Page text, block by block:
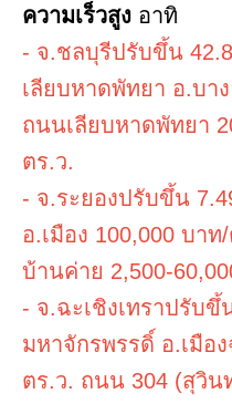
ความเร็วสูง อาทิ
- จ.ชลบุรีปรับขึ้น
เลียบหาดพัทยา อ.บา
ถนนเลียบหาดพัทยา
ตร.ว.
- จ.ระยองปรับขึ้น
อ.เมือง 100,000 บา
บ้านค่าย 2,500-
- จ.ฉะเชิงเทราปรับ
มหาจักรพรรดิ์ อ.เมือ
ตร.ว. ถนน 304 (สุวิน